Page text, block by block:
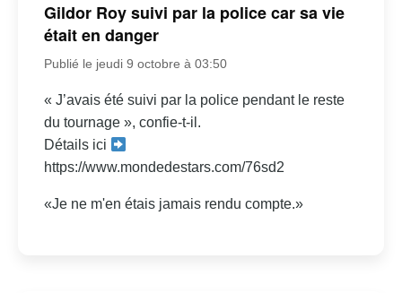
Gildor Roy suivi par la police car sa vie
était en danger
Publié le jeudi 9 octobre à 03:50
« J’avais été suivi par la police pendant le reste
du tournage », confie-t-il.
Détails ici
https://www.mondedestars.com/76sd2
«Je ne m'en étais jamais rendu compte.»